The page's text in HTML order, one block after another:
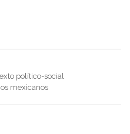
político-social
mexicanos